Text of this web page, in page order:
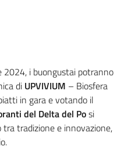
i buongustai potranno
di UPVIVIUM – Biosfera
in gara e votando il
del Delta del Posi
tradizione e innovazione,